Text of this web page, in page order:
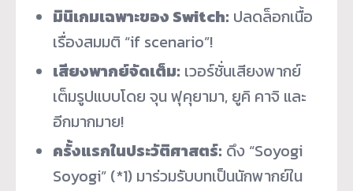
มินิเกมเฉพาะของ Switch: ปลดล็อกเนื้อ
เรื่องสมมติ “if scenario”!
เสียงพากย์จัดเต็ม: เวอร์ชั่นเสียงพากย์
เต็มรูปแบบโดย จุน ฟุคุยามา, ยูคิ คาจิ และ
อีกมากมาย!
ครั้งแรกในประวัติศาสตร์: ดึง “Soyogi
Soyogi” (*1) มาร่วมรับบทเป็นนักพากย์ใน